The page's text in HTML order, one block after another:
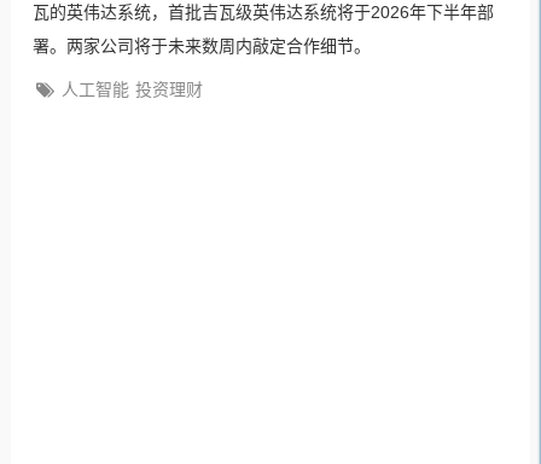
瓦的英伟达系统，首批吉瓦级英伟达系统将于2026年下半年部
署。两家公司将于未来数周内敲定合作细节。
人工智能 投资理财